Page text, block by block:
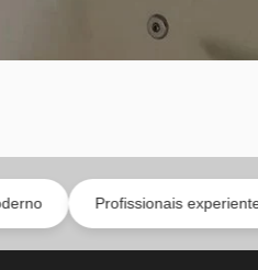
Profissionais experientes com